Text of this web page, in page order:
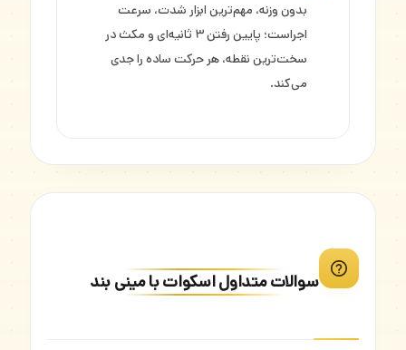
بدون وزنه، مهم‌ترین ابزار شدت، سرعت
اجراست؛ پایین رفتن ۳ ثانیه‌ای و مکث در
سخت‌ترین نقطه، هر حرکت ساده را جدی
می‌کند.
سوالات متداول اسکوات با مینی بند